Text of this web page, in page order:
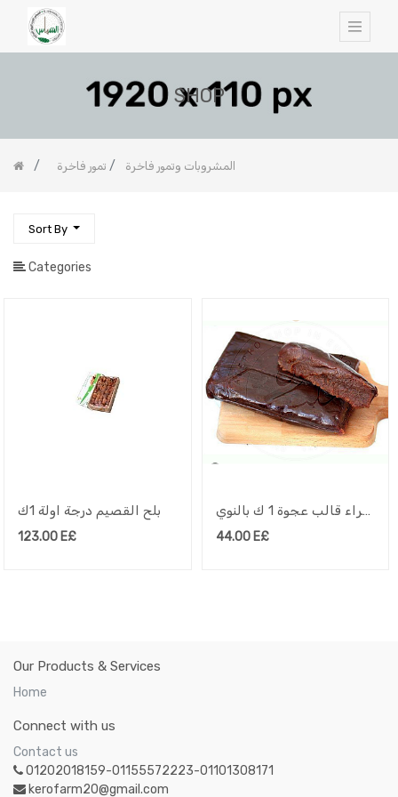
SHOP
المشروبات وتمور فاخرة تمور فاخرة
Sort By
Categories
بلح القصيم درجة اولة 1ك
123.00 E£
تمور الامراء قالب عجوة 1 ك بالنوي
44.00E£
Our Products & Services
Home
Connect with us
Contact us
01202018159-01155572223-01101308171
kerofarm20@gmail.com